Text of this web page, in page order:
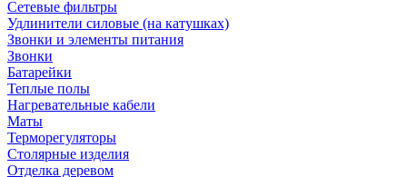
Сетевые фильтры
Удлинители силовые (на катушках)
Звонки и элементы питания
Звонки
Батарейки
Теплые полы
Нагревательные кабели
Маты
Терморегуляторы
Столярные изделия
Отделка деревом